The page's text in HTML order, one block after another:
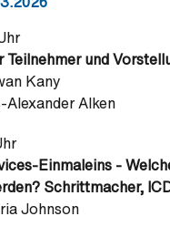
und
Kany
Alexander Alken
Einmaleins -
Schrittmacher,
Johnson